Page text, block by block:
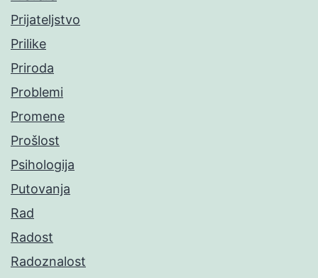
Prijateljstvo
Prilike
Priroda
Problemi
Promene
Prošlost
Psihologija
Putovanja
Rad
Radost
Radoznalost